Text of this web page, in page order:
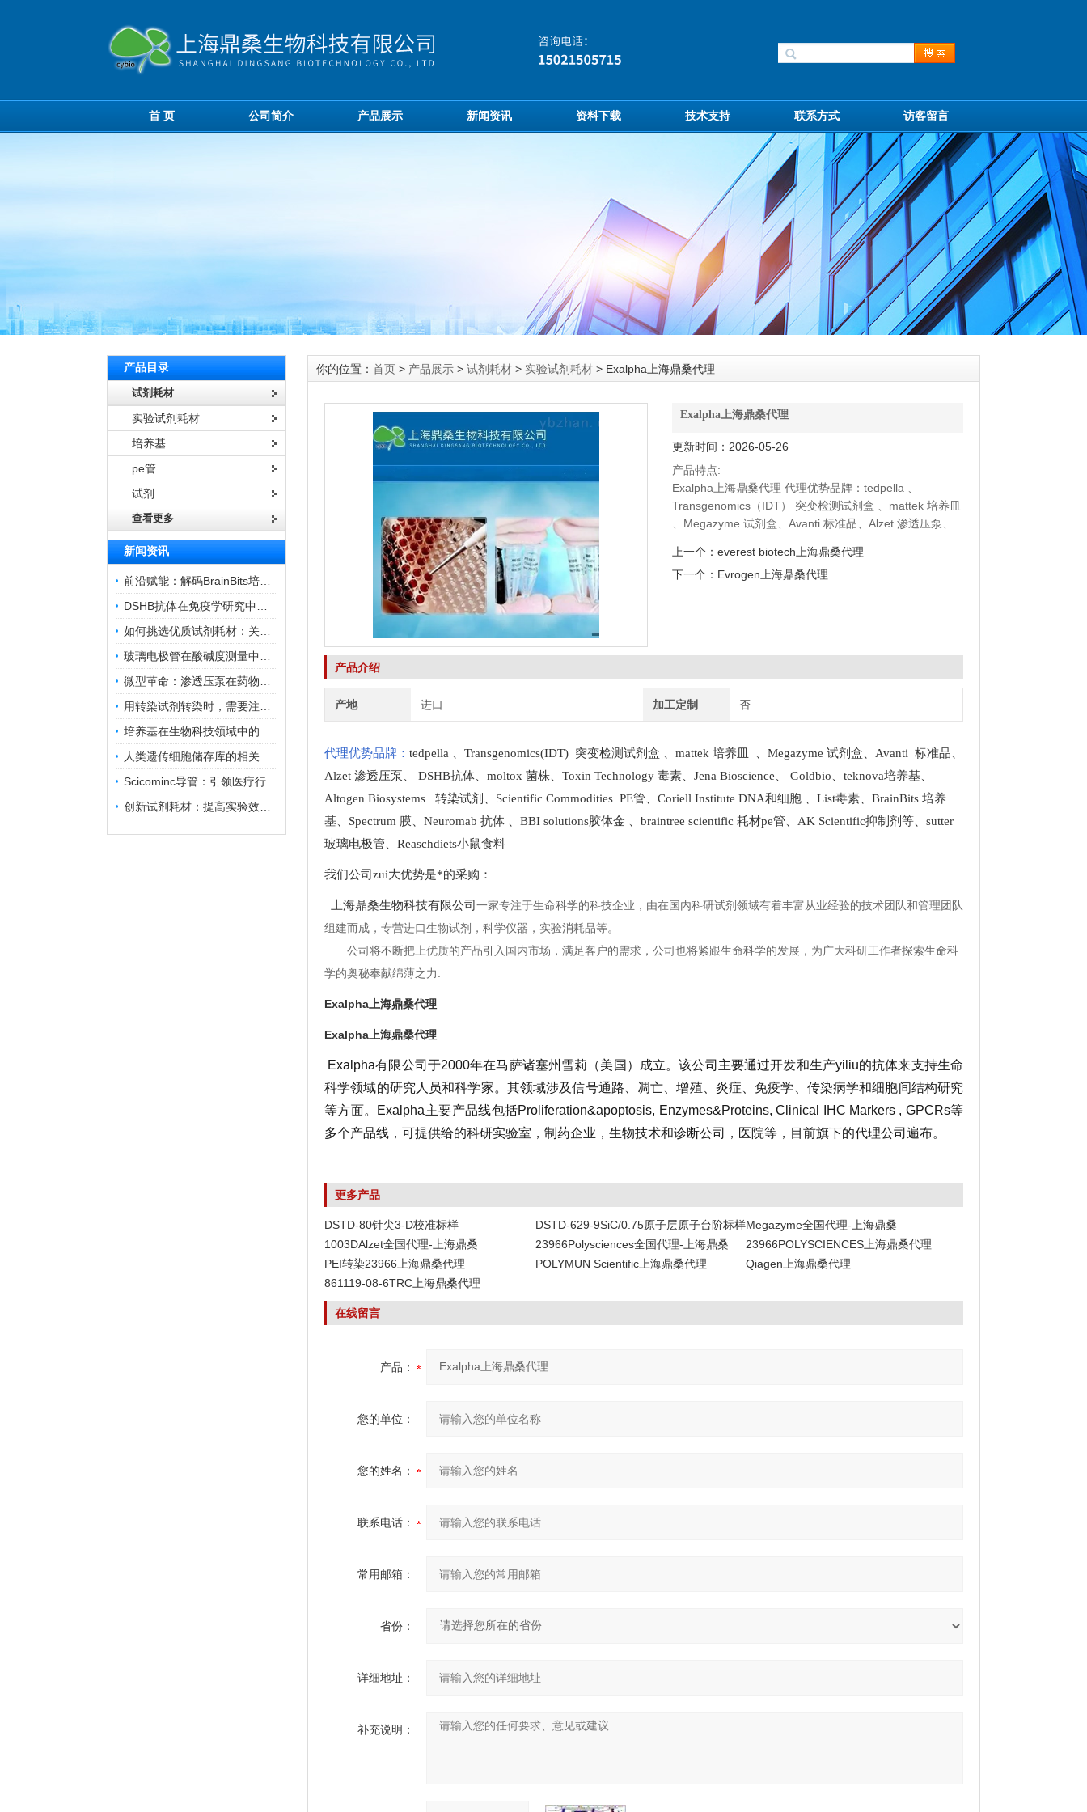
首 页 公司简介 产品展示 新闻资讯 资料下载 技术支持 联系方式 访客留言
产品目录
试剂耗材
实验试剂耗材
培养基
pe管
试剂
查看更多
新闻资讯
你的位置： 首页 > 产品展示 > 试剂耗材 > 实验试剂耗材 > Exalpha上海鼎桑代理
Exalpha上海鼎桑代理
更新时间：2026-05-26
产品特点:
Exalpha上海鼎桑代理 代理优势品牌：tedpella 、
Transgenomics（IDT） 突变检测试剂盒 、mattek 培养皿
、Megazyme 试剂盒、Avanti 标准品、Alzet 渗透压泵、
上一个： everest biotech上海鼎桑代理
下一个： Evrogen上海鼎桑代理
产品介绍
产地 进口 加工定制 否
代理优势品牌： tedpella Transgenomics(IDT) 突变检测试剂盒 mattek 培养皿 Megazyme 试剂盒 Avanti 标准品
Alzet 渗透压泵
DSHB抗体 moltox 菌株 Toxin Technology 毒素、 Jena Bioscience Goldbio teknova培养基
Altogen Biosystems 转染试剂
Scientific Commodities PE管 Coriell Institute DNA和细胞 List毒素、 BrainBits 培养
基
Spectrum 膜 Neuromab 抗体 BBI solutions胶体金 braintree scientific 耗材pe管 AK Scientific抑制剂等、 sutter
玻璃电极管
Reaschdiets小鼠食料
我们公司zui大优势是*的采购 ：
上海鼎桑生物科技有限公司 一家专注于生命科学的科技企业，由在国内科研试剂领域有着丰富从业经验的技术团队和管理团队
组建而成，专营进口生物试剂，科学仪器，实验消耗品等。
公司将不断把上优质的产品引入国内市场，满足客户的需求，公司也将紧跟生命科学的发展，为广大科研工作者探索生命科
学的奥秘奉献绵薄之力.
Exalpha上海鼎桑代理
Exalpha上海鼎桑代理
Exalpha有限公司于2000年在马萨诸塞州雪莉（美国）成立。该公司主要通过开发和生产yiliu的抗体来支持生命
科学领域的研究人员和科学家。其领域涉及信号通路、凋亡、增殖、炎症、免疫学、传染病学和细胞间结构研究
等方面。Exalpha主要产品线包括Proliferation&apoptosis, Enzymes&Proteins, Clinical IHC Markers , GPCRs等
多个产品线，可提供给的科研实验室，制药企业，生物技术和诊断公司，医院等，目前旗下的代理公司遍布。
更多产品
DSTD-80针尖3-D校准标样 DSTD-629-9SiC/0.75原子层原子台阶标样Megazyme全国代理-上海鼎桑
1003DAlzet全国代理-上海鼎桑
23966Polysciences全国代理-上海鼎桑
23966POLYSCIENCES上海鼎桑代理
PEI转染23966上海鼎桑代理
POLYMUN Scientific上海鼎桑代理
Qiagen上海鼎桑代理
861119-08-6TRC上海鼎桑代理
在线留言
产品：
您的单位：
您的姓名：
联系电话：
常用邮箱：
省份：
详细地址：
补充说明：